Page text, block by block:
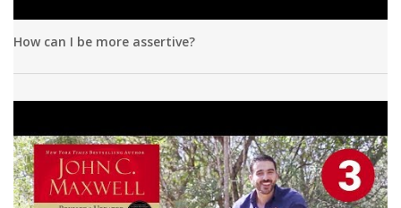
How can I be more assertive?